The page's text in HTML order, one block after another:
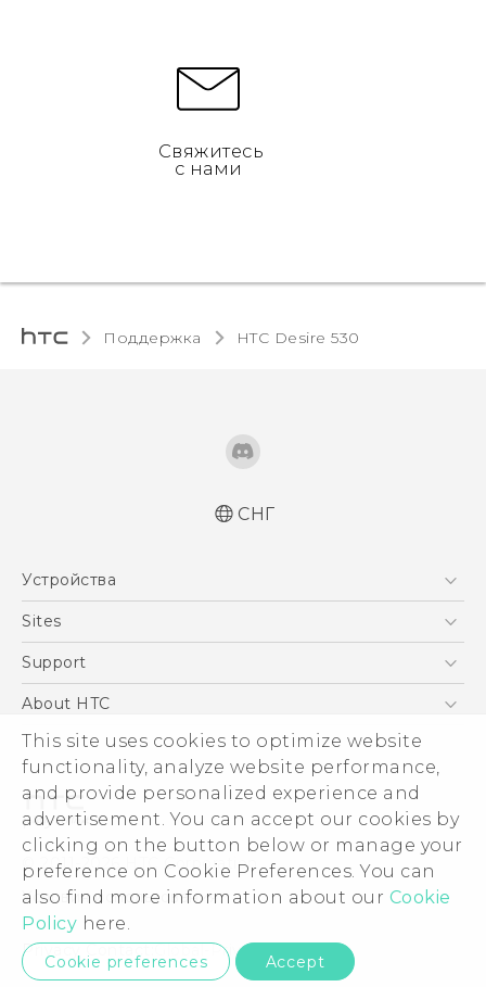
This site uses cookies to optimize website
functionality, analyze website performance,
and provide personalized experience and
advertisement. You can accept our cookies by
clicking on the button below or manage your
preference on Cookie Preferences. You can
also find more information about our Cookie
Policy here.
Cookie preferences Accept
Свяжитесь
с нами
Поддержка HTC Desire 530‎
Русский - Руководство пользователя
соответствию стандартам
Қазақ - жұмысты бастау нұсқаулығы
ақпараты
English - Quick start guide
English - User manual
English - Safety and regulatory guide
СНГ
Устройства
5G
EXODUS
VIVE
Sites
HTC Dev
Support
ПОДДЕРЖКА
About HTC
ESG
Инвестирование
Политика конфиденциальности
Безопасность продуктов
Вакансии
Security and Privacy Whitepaper
© 2011-2026 HTC Corporation
Условия использования.
Privacy Contact:Global-Privacy@htc.com